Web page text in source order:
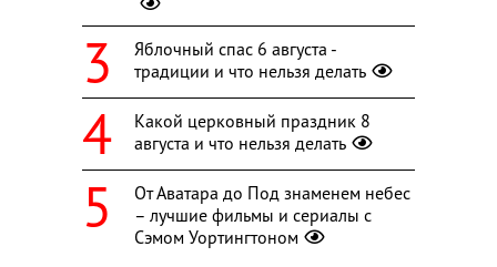
Яблочный спас 6 августа -
традиции и что нельзя делать
Какой церковный праздник 8
августа и что нельзя делать
От Аватара до Под знаменем небес
– лучшие фильмы и сериалы с
Сэмом Уортингтоном